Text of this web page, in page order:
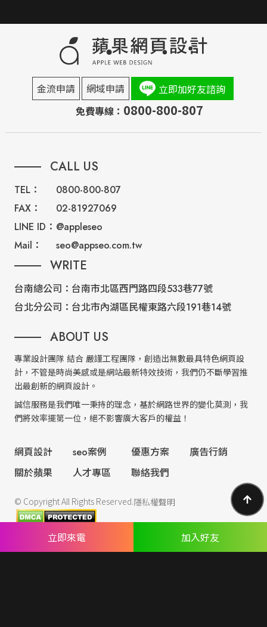
金流申請 網域申請
立即加好友諮詢
免費專線： 0800-800-807
CALL US
TEL：
0800-800-807
FAX：
02-81927069
LINE ID： @appleseo
Mail：
seo@appseo.com.tw
WRITE
台南總公司： 台南市北區西門路四段533巷77號
台北分公司： 台北市內湖區民權東路六段191巷14號
ABOUT US
專業設計團隊 結合 嚴謹工程團隊，創造出無數最具特色網頁設
計，不管是時尚美感或是網站最新特效技術，我們仍不斷學習推
出最創新的網頁設計。
誠信服務是我們唯一秉持的理念，基於網路世界的變化莫測，我
們將效率擺第一位，絕不影響廣大客戶的權益！
網頁設計 seo案例 優惠方案
廣告行銷
關於蘋果
人才專區 聯絡我們
© Copyright All Rights Reserved.隱私權聲明
立即來電 加入好友